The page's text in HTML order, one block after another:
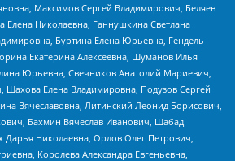
Максимов Сергей Владимирович, Беляев
Елена Николаевна, Ганнушкина Светлана
Буртина Елена Юрьевна, Гендель
Екатерина Алексеевна, Шуманов Илья
Юрьевна, Свечников Анатолий Мариевич,
Елена Владимировна, Подузов Сергей
Вячеславовна, Литинский Леонид Борисович,
Бахмин Вячеслав Иванович, Шабад
Николаевна, Орлов Олег Петрович,
Королева Александра Евгеньевна,